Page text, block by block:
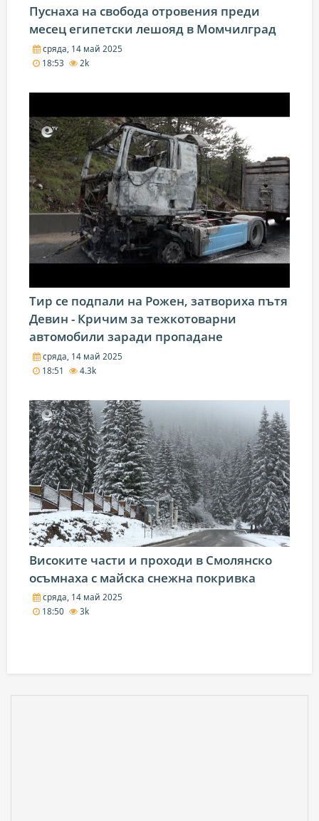
Пуснаха на свобода отровения преди
месец египетски лешояд в Момчилград
сряда, 14 май 2025
18:53
2k
Тир се подпали на Рожен, затвориха пътя
Девин - Кричим за тежкотоварни
автомобили заради пропадане
сряда, 14 май 2025
18:51
4.3k
Високите части и проходи в Смолянско
осъмнаха с майска снежна покривка
сряда, 14 май 2025
18:50
3k